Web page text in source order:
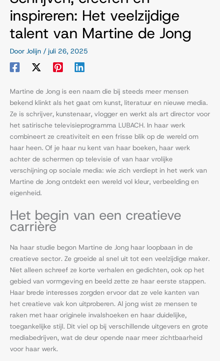
inspireren: Het veelzijdige
talent van Martine de Jong
Door Jolijn / juli 26, 2025
Martine de Jong is een naam die bij steeds meer mensen
bekend klinkt als het gaat om kunst, literatuur en nieuwe media.
Ze is schrijver, kunstenaar, vlogger en werkt als art director voor
het satirische televisieprogramma LUBACH. In haar werk
combineert ze creativiteit en een frisse blik op de wereld om
haar heen. Of je haar nu kent van haar boeken, haar werk
achter de schermen op televisie of van haar vrolijke
verschijning op sociale media: wie zich verdiept in het werk van
Martine de Jong ontdekt een wereld vol kleur, verbeelding en
eigenheid.
Het begin van een creatieve
carrière
Na haar studie begon Martine de Jong haar loopbaan in de
creatieve sector. Ze groeide al snel uit tot een veelzijdige maker.
Niet alleen schreef ze korte verhalen en gedichten, ook op het
gebied van vormgeving en beeld zette ze haar eerste stappen.
Haar brede interesses zorgden ervoor dat ze vele kanten van
het creatieve vak kon uitproberen. Al jong wist ze mensen te
raken met haar originele invalshoeken en haar duidelijke,
toegankelijke stijl. Dit viel op bij verschillende uitgevers en grote
mediabedrijven, wat de deur opende naar meer zichtbaarheid
voor haar werk.